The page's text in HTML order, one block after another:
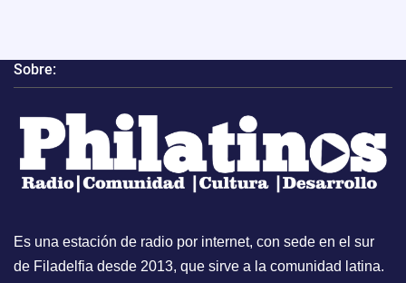
Sobre:
Es una estación de radio por internet, con sede en el sur
de Filadelfia desde 2013, que sirve a la comunidad latina.